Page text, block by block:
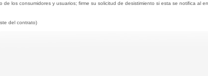
de los consumidores y usuarios; firme su solicitud de desistimiento si esta se notifica al
del contrato)